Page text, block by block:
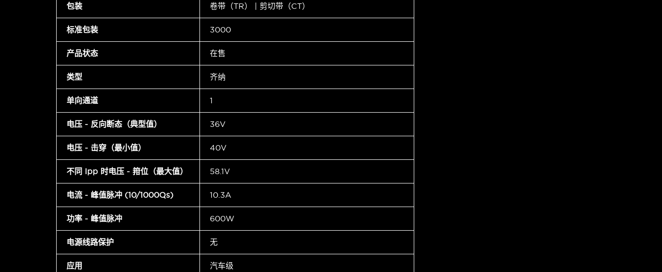
包装 卷带（TR） | 剪切带（CT）
标准包装 3000
产品状态 在售
类型 齐纳
单向通道 1
电压 - 反向断态（典型值） 36V
电压 - 击穿（最小值） 40V
不同 Ipp 时电压 - 箝位（最大值） 58.1V
电流 - 峰值脉冲 (10/1000µs) 10.3A
功率 - 峰值脉冲 600W
电源线路保护 无
应用 汽车级